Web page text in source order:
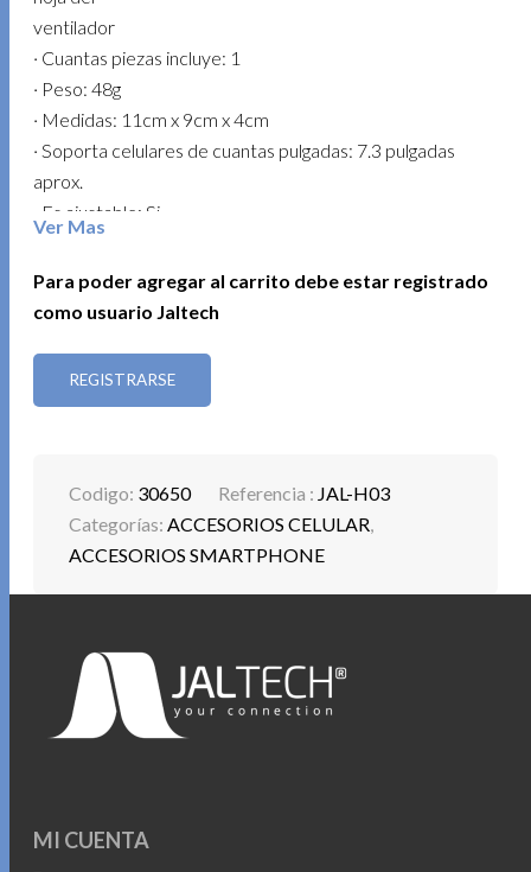
ventilador
· Cuantas piezas incluye: 1
· Peso: 48g
· Medidas: 11cm x 9cm x 4cm
· Soporta celulares de cuantas pulgadas: 7.3 pulgadas
aprox.
· Es ajustable: Si
· Diseño de abrazadera único
· Operación manual abierta
· Medidas: 11cm x 9cm x 4cm
· Dispositivos compatibles:
Max/ 12/ 12 Mini/ 12 Pro/ 12 Pro Max/SE/ 11/ 11 Pro/
11 Pro Max/ Xs/ Xs
Max/ Xr/ XSamsung Galaxy S22/ S22+/ S22 Ultra/ S21
Note10+/ S10/ S10+
· Otros modelos de : Google/ LG/ Motorola/
OnePlus/SONY/ HTC and
Ver Mas
Para poder agregar al carrito debe estar registrado
como usuario Jaltech
REGISTRARSE
Codigo: 30650 Referencia : JAL-H03
Categorías:ACCESORIOS CELULAR,
ACCESORIOS SMARTPHONE
MI CUENTA